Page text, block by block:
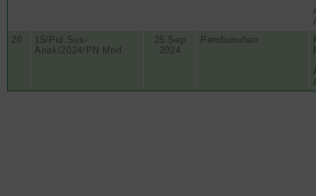
20
15/Pid.Sus-
Anak/2024/PN Mnd
25 Sep
2024
Pembunuhan